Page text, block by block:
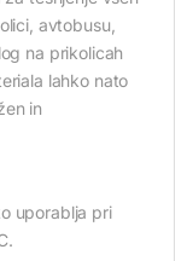
avtobusu,
na prikolicah
lahko nato
in
uporablja pri